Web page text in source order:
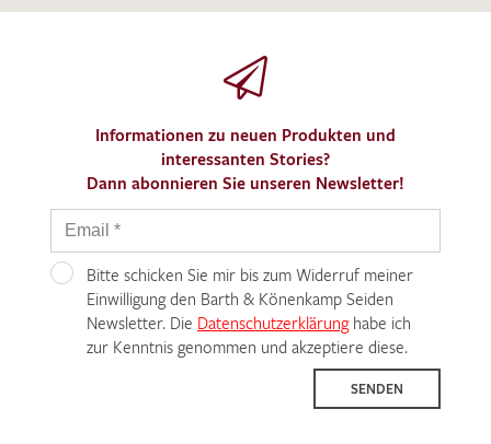
Informationen zu neuen Produkten und
interessanten Stories?
Dann abonnieren Sie unseren Newsletter!
Bitte schicken Sie mir bis zum Widerruf meiner
Einwilligung den Barth & Könenkamp Seiden
Newsletter. Die Datenschutzerklärunghabe ich
zur Kenntnis genommen und akzeptiere diese.
SENDEN